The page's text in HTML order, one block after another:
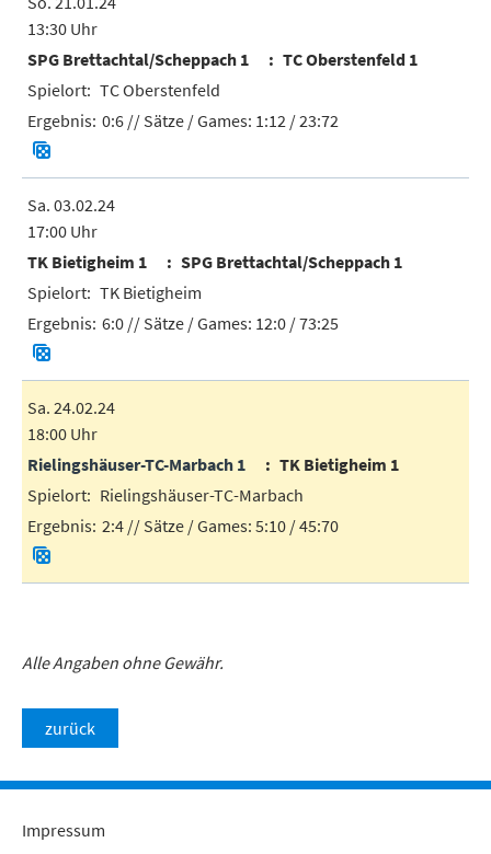
13:30 Uhr
SPG Brettachtal/Scheppach 1
TC Oberstenfeld 1
TC Oberstenfeld
0:6 // Sätze / Games: 1:12 / 23:72
Sa. 03.02.24
17:00 Uhr
TK Bietigheim 1
SPG Brettachtal/Scheppach 1
TK Bietigheim
6:0 // Sätze / Games: 12:0 / 73:25
Sa. 24.02.24
18:00 Uhr
Rielingshäuser-TC-Marbach 1
TK Bietigheim 1
Rielingshäuser-TC-Marbach
2:4 // Sätze / Games: 5:10 / 45:70
Alle Angaben ohne Gewähr.
zurück
Impressum